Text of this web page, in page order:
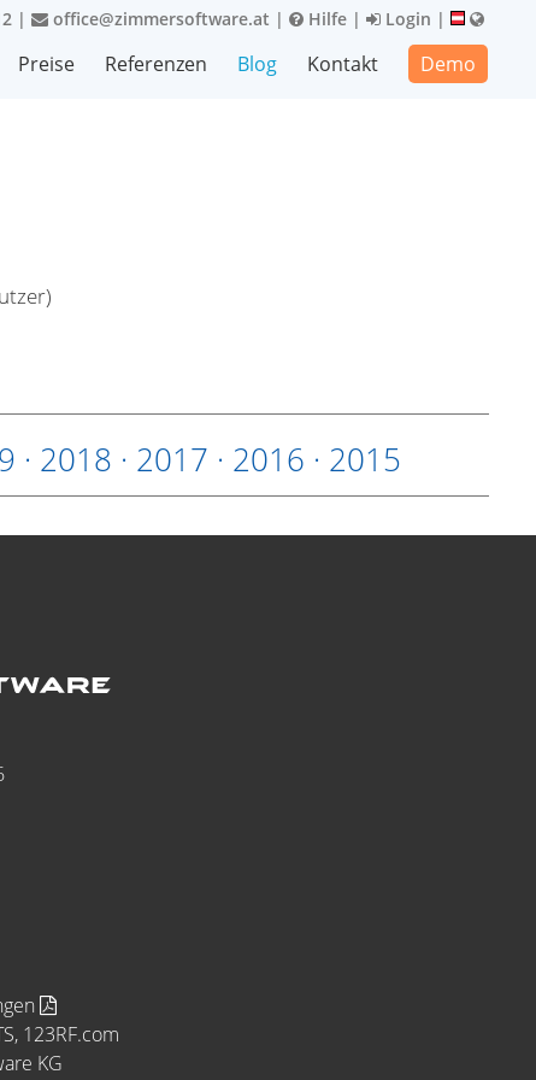
| office@zimmersoftware.at | Hilfe | Login |
Preise Referenzen Blog Kontakt Demo
· 2018 · 2017 · 2016 · 2015
123RF.com
KG